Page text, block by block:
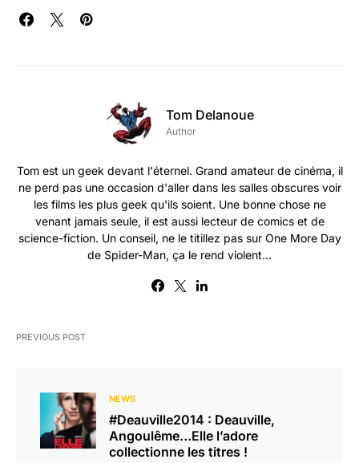
Tom Delanoue
Author
Tom est un geek devant l'éternel. Grand amateur de cinéma, il
ne perd pas une occasion d'aller dans les salles obscures voir
les films les plus geek qu'ils soient. Une bonne chose ne
venant jamais seule, il est aussi lecteur de comics et de
science-fiction. Un conseil, ne le titillez pas sur One More Day
de Spider-Man, ça le rend violent...
PREVIOUS POST
NEWS
#Deauville2014 : Deauville,
Angoulême…Elle l’adore
collectionne les titres !